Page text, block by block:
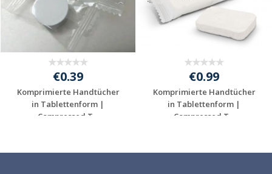
€0.39
Komprimierte Handtücher
in Tablettenform |
Compressed T...
anfragen
€0.99
Komprimierte Handtücher
in Tablettenform |
Compressed T...
anfragen